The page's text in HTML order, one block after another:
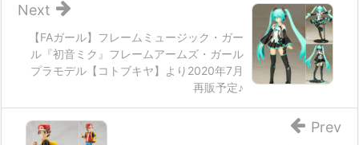
【FAガール】フレームミュージック・ガー
ル『初音ミク』フレームアームズ・ガール
プラモデル【コトブキヤ】より2020年7月
再販予定♪
Next
Prev